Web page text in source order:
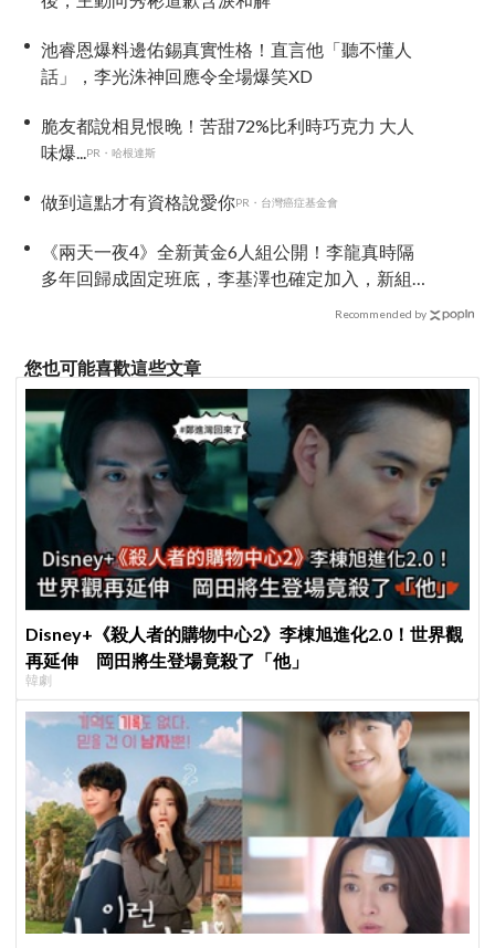
池睿恩爆料邊佑錫真實性格！直言他「聽不懂人
話」，李光洙神回應令全場爆笑XD
脆友都說相見恨晚！苦甜72%比利時巧克力 大人
味爆...
PR・哈根達斯
做到這點才有資格說愛你PR・台灣癌症基金會
《兩天一夜4》全新黃金6人組公開！李龍真時隔
多年回歸成固定班底，李基澤也確定加入，新組
Recommended by
您也可能喜歡這些文章
Disney+《殺人者的購物中心2》李棟旭進化2.0！世界觀
再延伸 岡田將生登場竟殺了「他」
韓劇